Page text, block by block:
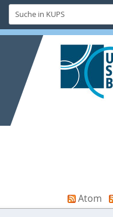
Suche
in
KUPS
Atom